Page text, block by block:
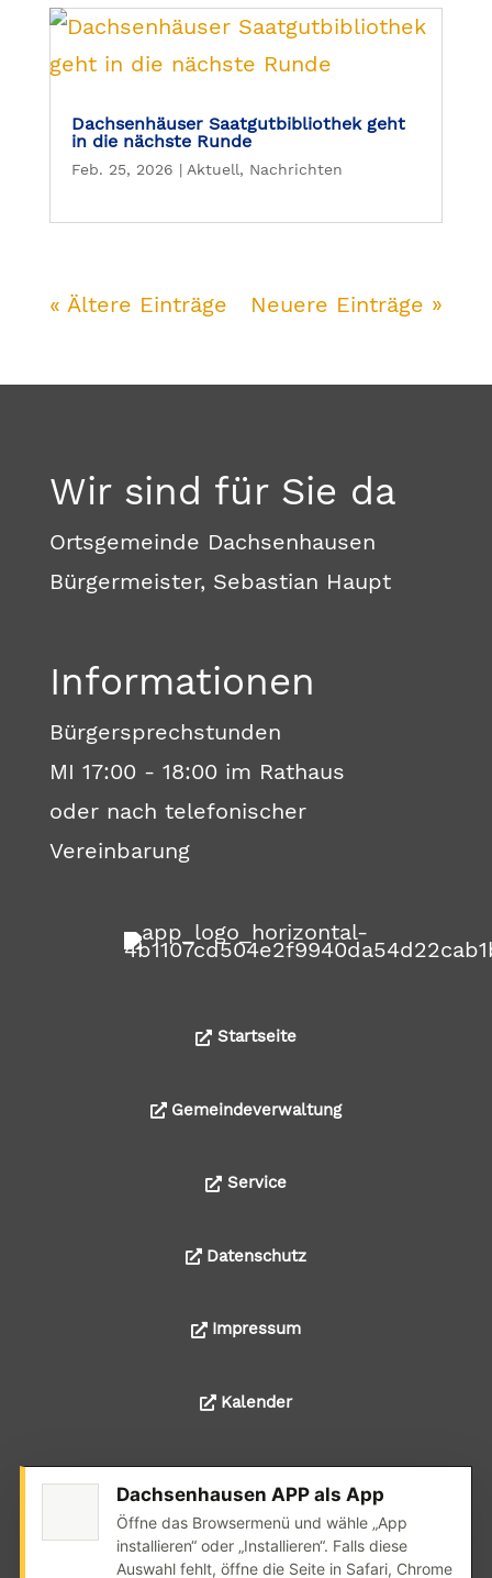
Dachsenhäuser Saatgutbibliothek geht
in die nächste Runde
Feb. 25, 2026 | Aktuell, Nachrichten
« Ältere Einträge Neuere Einträge »
Wir sind für Sie da
Ortsgemeinde Dachsenhausen
Bürgermeister, Sebastian Haupt
Informationen
Bürgersprechstunden
MI 17:00 - 18:00 im Rathaus
oder nach telefonischer
Vereinbarung
Startseite
Gemeindeverwaltung
Service
Datenschutz
Impressum
Kalender
© 2024 Alle Rechte liegen bei der Ortsgemeinde
Dachsenhausen
Dachsenhausen APP als App
Öffne das Browsermenü und wähle „App
installieren“ oder „Installieren“. Falls diese
Auswahl fehlt, öffne die Seite in Safari, Chrome